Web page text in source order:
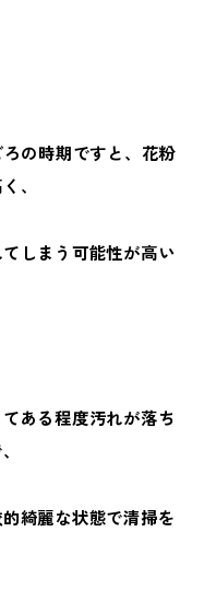
の時期ですと、花粉
、
しまう可能性が高い
ある程度汚れが落ち
綺麗な状態で清掃を